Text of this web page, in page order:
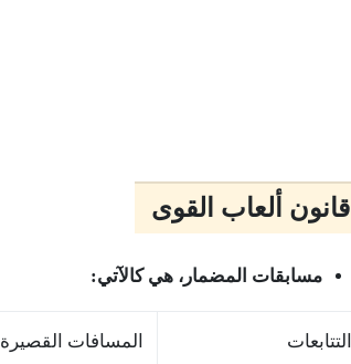
قانون ألعاب القوى
مسابقات المضمار، هي كالآتي:
التتابعات المسافات القصيرة